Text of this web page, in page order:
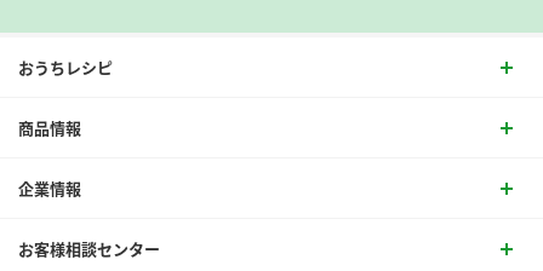
おうちレシピ
商品情報
企業情報
お客様相談センター